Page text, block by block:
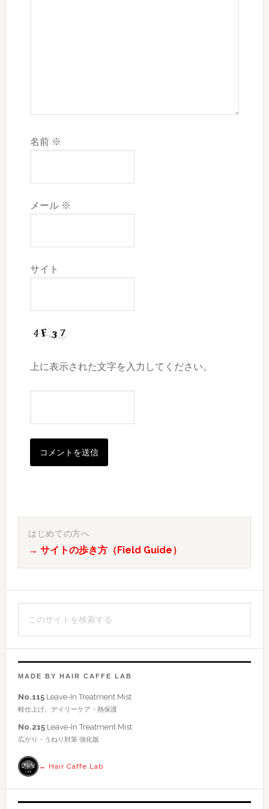
名前 ※
メール ※
サイト
上に表示された文字を入力してください。
最
イ
バ
ー
はじめての方へ
→ サイトの歩き方（Field Guide）
ト
検
す
MADE BY HAIR CAFFE LAB
No.115Leave-In Treatment Mist
軽仕上げ。デイリーケア・熱保護
No.215Leave-In Treatment Mist
広がり・うねり対策 強化版
→ Hair Caffe Lab